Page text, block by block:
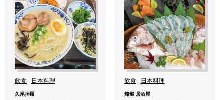
飲食 日本料理
久尾拉麺
飲食 日本料理
燦燃 居酒屋